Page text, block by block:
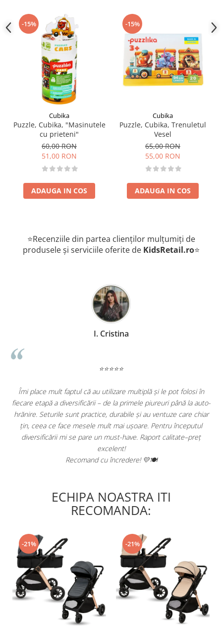
Dimensiuni: 30cmx40cm
Varsta recomandata: 14 ani+
-15%
Cubika
Puzzle, Cubika, "Masinutele
cu prieteni"
60,00 RON
51,00 RON
ADAUGA IN COS
-15%
Cubika
Puzzle, Cubika, Trenuletul
Vesel
65,00 RON
55,00 RON
ADAUGA IN COS
⭐Recenziile din partea clienților mulțumiți de
produsele și serviciile oferite de KidsRetail.ro⭐
I. Cristina
⭐⭐⭐⭐⭐
Îmi place mult faptul că au utilizare multiplă și le pot folosi în
fiecare etapă a diversificării – de la primele piureuri până la auto-
hrănire. Seturile sunt practice, durabile și au ventuze care chiar
țin, ceea ce face mesele mult mai ușoare. Pentru începutul
diversificării mi se pare un must-have. Raport calitate–preț
excelent!
Recomand cu încredere! 💛🍽️
ECHIPA NOASTRA ITI
RECOMANDA:
-21% -21%